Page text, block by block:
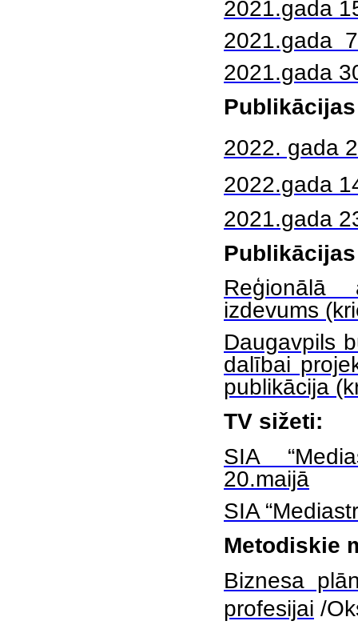
2021.gada
2021.gada
2021.gada
2022. gada
2022.gada
2021.gada
Reģionālā
izdevums
Daugavpils
dalībai
publikācija
TV sižeti:
SIA
20.maijā
SIA
Metodiskie
Biznesa
profesijai /